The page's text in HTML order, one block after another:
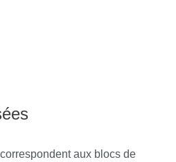
aux blocs de